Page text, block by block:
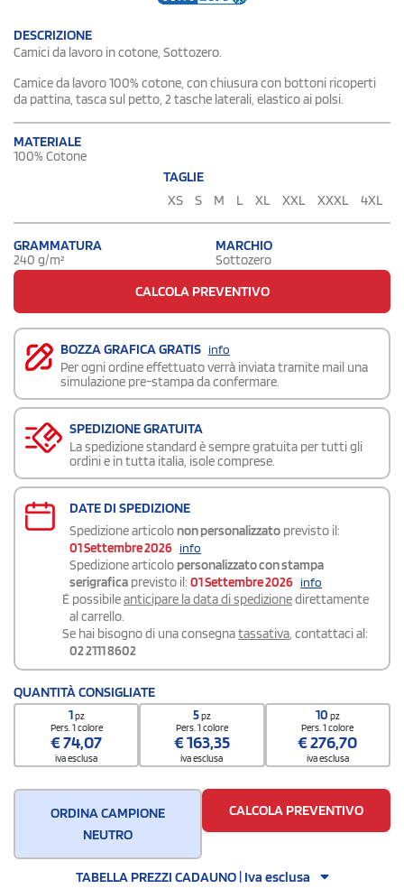
DESCRIZIONE
Camici da lavoro in cotone, Sottozero.
Camice da lavoro 100% cotone, con chiusura con bottoni ricoperti
da pattina, tasca sul petto, 2 tasche laterali, elastico ai polsi.
MATERIALE
100% Cotone
TAGLIE
XS
S M L XL XXL XXXL 4XL
GRAMMATURA
240 g/m²
MARCHIO
Sottozero
CALCOLA PREVENTIVO
BOZZA GRAFICA GRATIS info
Per ogni ordine effettuato verrà inviata tramite mail una
simulazione pre-stampa da confermare.
SPEDIZIONE GRATUITA
La spedizione standard è sempre gratuita per tutti gli
ordini e in tutta italia, isole comprese.
DATE DI SPEDIZIONE
Spedizione articolo non personalizzato previsto il:
01 Settembre 2026 info
Spedizione articolo personalizzato con stampa
serigrafica previsto il: 01 Settembre 2026 info
É possibileanticipare la data di spedizionedirettamente
al carrello.
Se hai bisogno di una consegnatassativa, contattaci al:
02 2111 8602
QUANTITÀ CONSIGLIATE
1pz
Pers. 1 colore
€74,07
iva esclusa
5pz
Pers. 1 colore
€163,35
iva esclusa
10 pz
Pers. 1 colore
€276,70
iva esclusa
ORDINA CAMPIONE
NEUTRO
CALCOLA PREVENTIVO
TABELLA PREZZI CADAUNO | Iva esclusa